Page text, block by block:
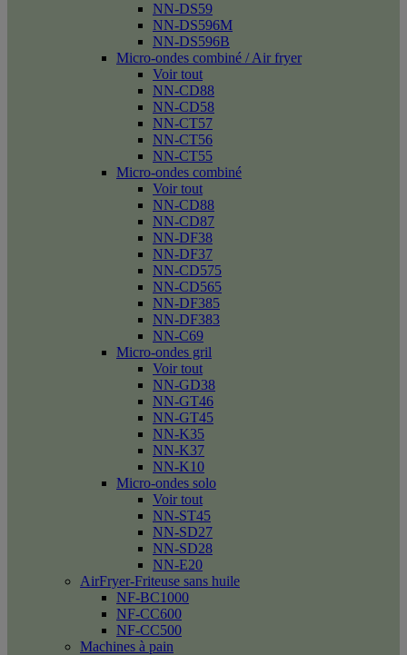
NN-DS59
NN-DS596M
NN-DS596B
Micro-ondes combiné / Air fryer
Voir tout
NN-CD88
NN-CD58
NN-CT57
NN-CT56
NN-CT55
Micro-ondes combiné
Voir tout
NN-CD88
NN-CD87
NN-DF38
NN-DF37
NN-CD575
NN-CD565
NN-DF385
NN-DF383
NN-C69
Micro-ondes gril
Voir tout
NN-GD38
NN-GT46
NN-GT45
NN-K35
NN-K37
NN-K10
Micro-ondes solo
Voir tout
NN-ST45
NN-SD27
NN-SD28
NN-E20
AirFryer-Friteuse sans huile
NF-BC1000
NF-CC600
NF-CC500
Machines à pain